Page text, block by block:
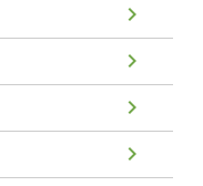
chevron_right
chevron_right
chevron_right
chevron_right